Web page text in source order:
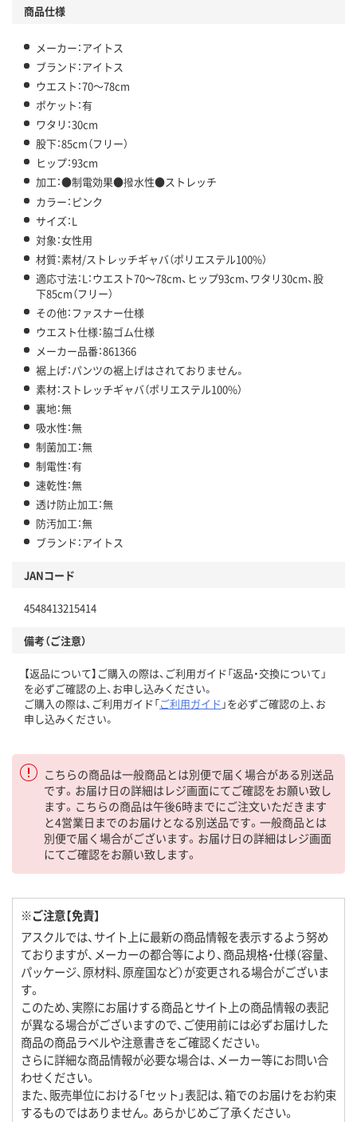
商品仕様
メーカー：アイトス
ブランド：アイトス
ウエスト：70～78cm
ポケット：有
ワタリ：30cm
股下：85cm（フリー）
ヒップ：93cm
加工：●制電効果●撥水性●ストレッチ
カラー：ピンク
サイズ：L
対象：女性用
材質：素材/ストレッチギャバ（ポリエステル100%）
適応寸法：L：ウエスト70～78cm、ヒップ93cm、ワタリ30cm、股
下85cm（フリー）
その他：ファスナー仕様
ウエスト仕様：脇ゴム仕様
メーカー品番：861366
裾上げ：パンツの裾上げはされておりません。
素材：ストレッチギャバ（ポリエステル100%）
裏地：無
吸水性：無
制菌加工：無
制電性：有
速乾性：無
透け防止加工：無
防汚加工：無
ブランド：アイトス
JANコード
4548413215414
備考（ご注意）
【返品について】ご購入の際は、ご利用ガイド「返品・交換について」
を必ずご確認の上、お申し込みください。
ご購入の際は、ご利用ガイド「ご利用ガイド 」を必ずご確認の上、お
申し込みください。
こちらの商品は一般商品とは別便で届く場合がある別送品
です。お届け日の詳細はレジ画面にてご確認をお願い致し
ます。こちらの商品は午後6時までにご注文いただきます
と4営業日までのお届けとなる別送品です。一般商品とは
別便で届く場合がございます。お届け日の詳細はレジ画面
にてご確認をお願い致します。
※ご注意【免責】
アスクルでは、サイト上に最新の商品情報を表示するよう努め
ておりますが、メーカーの都合等により、商品規格・仕様（容量、
パッケージ、原材料、原産国など）が変更される場合がございま
す。
このため、実際にお届けする商品とサイト上の商品情報の表記
が異なる場合がございますので、ご使用前には必ずお届けした
商品の商品ラベルや注意書きをご確認ください。
さらに詳細な商品情報が必要な場合は、メーカー等にお問い合
わせください。
また、販売単位における「セット」表記は、箱でのお届けをお約束
するものではありません。あらかじめご了承ください。